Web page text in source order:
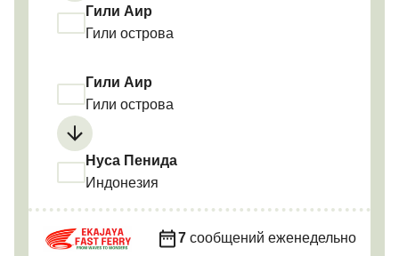
Гили Аир
Гили острова
Гили Аир
Гили острова
Нуса Пенида
Индонезия
7 сообщений еженедельно